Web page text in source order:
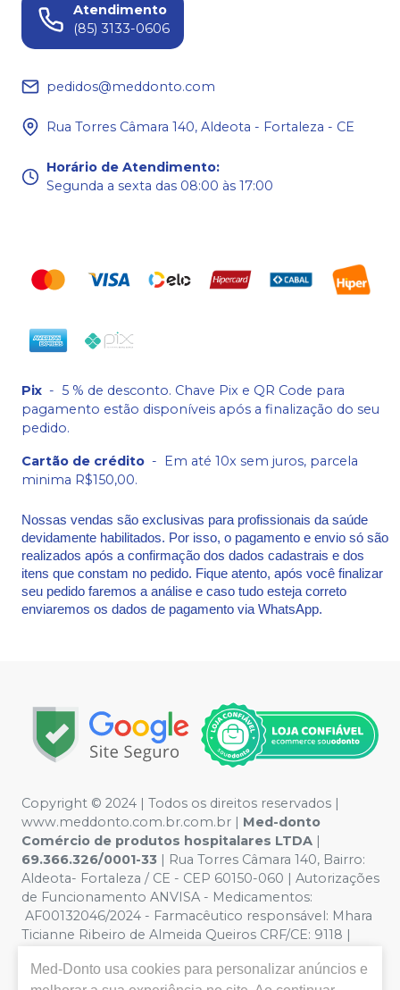
Atendimento
(85) 3133-0606
pedidos@meddonto.com
Rua Torres Câmara 140, Aldeota - Fortaleza - CE
Horário de Atendimento:
Segunda a sexta das 08:00 às 17:00
Pix - 5 % de desconto. Chave Pix e QR Code para
pagamento estão disponíveis após a finalização do seu
pedido.
Cartão de crédito - Em até 10x sem juros, parcela
minima R$150,00.
Nossas vendas são exclusivas para profissionais da saúde
devidamente habilitados. Por isso, o pagamento e envio só são
realizados após a confirmação dos dados cadastrais e dos
itens que constam no pedido. Fique atento, após você finalizar
seu pedido faremos a análise e caso tudo esteja correto
enviaremos os dados de pagamento via WhatsApp.
Copyright © 2024 | Todos os direitos reservados |
www.meddonto.com.br.com.br | Med-donto
Comércio de produtos hospitalares LTDA |
69.366.326/0001-33 | Rua Torres Câmara 140, Bairro:
Aldeota- Fortaleza / CE - CEP 60150-060 | Autorizações
de Funcionamento ANVISA - Medicamentos:
AF00132046/2024 - Farmacêutico responsável: Mhara
Ticianne Ribeiro de Almeida Queiros CRF/CE: 9118 |
ilustrativas - Os preços e condições da loja virtual estão
Med-Donto usa cookies para personalizar anúncios e